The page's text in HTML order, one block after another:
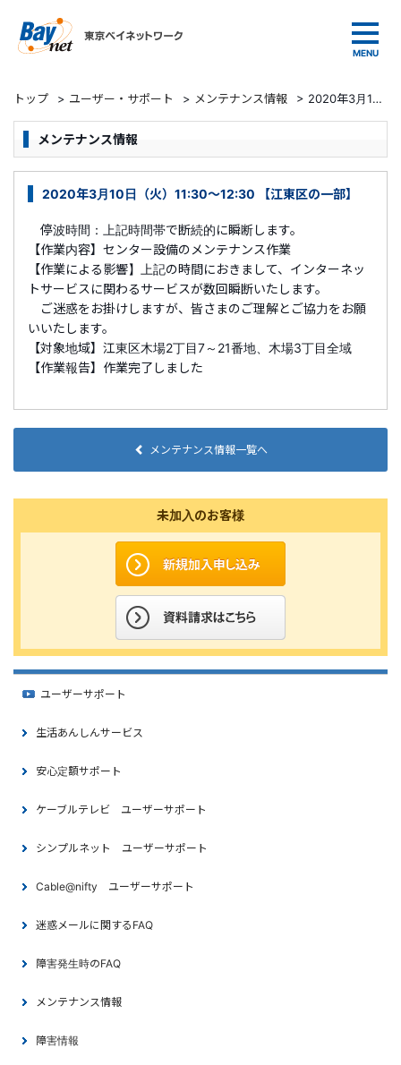
トップ > ユーザー・サポート > メンテナンス情報 > 2020年3月10日（火）11:30～12:30 【江東区の一部】
メンテナンス情報
2020年3月10日（火）11:30～12:30 【江東区の一部】
停波時間：上記時間帯で断続的に瞬断します。
【作業内容】センター設備のメンテナンス作業
【作業による影響】上記の時間におきまして、インターネッ
トサービスに関わるサービスが数回瞬断いたします。
ご迷惑をお掛けしますが、皆さまのご理解とご協力をお願
いいたします。
【対象地域】江東区木場2丁目7～21番地、木場3丁目全域
【作業報告】作業完了しました
メンテナンス情報一覧へ
未加入のお客様
ユーザーサポート
生活あんしんサービス
安心定額サポート
ケーブルテレビ ユーザーサポート
シンプルネット ユーザーサポート
Cable@nifty ユーザーサポート
迷惑メールに関するFAQ
障害発生時のFAQ
メンテナンス情報
障害情報